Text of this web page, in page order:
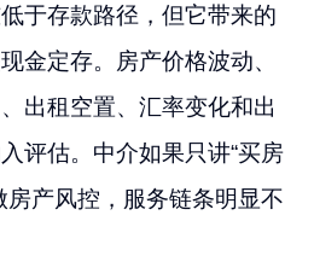
于存款路径，但它带来的
金定存。房产价格波动、
出租空置、汇率变化和出
评估。中介如果只讲“买房
房产风控，服务链条明显不